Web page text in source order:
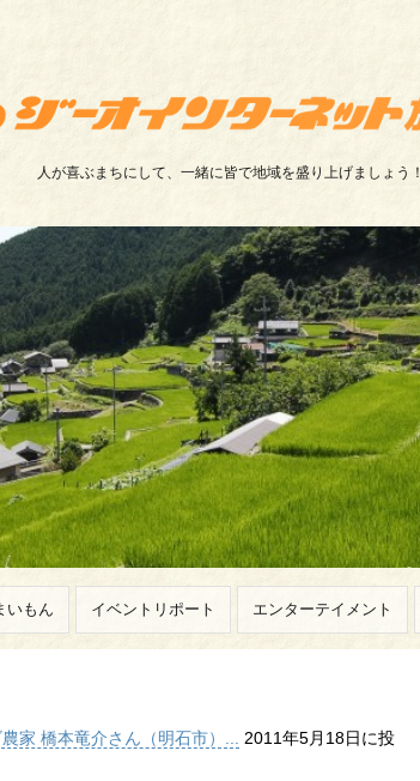
人が喜ぶまちにして、一緒に皆で地域を盛り上げましょう！
いもん イベントリポート エンターテイメント
家 橋本竜介さん（明石市）...
2011年5月18日に投